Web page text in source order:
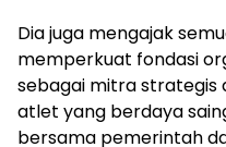
Dia juga mengajak
memperkuat fondasi
sebagai mitra strategis
atlet yang berdaya
bersama pemerintah